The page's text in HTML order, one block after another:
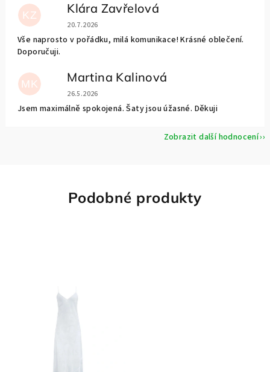
KZ Klára Zavřelová
Hodnocení obchodu je 5 z 5 hvězdiček.
20.7.2026
Vše naprosto v pořádku, milá komunikace! Krásné oblečení.
Doporučuji.
MK Martina Kalinová
Hodnocení obchodu je 5 z 5 hvězdiček.
26.5.2026
Jsem maximálně spokojená. Šaty jsou úžasné. Děkuji
Zobrazit další hodnocení
Podobné produkty